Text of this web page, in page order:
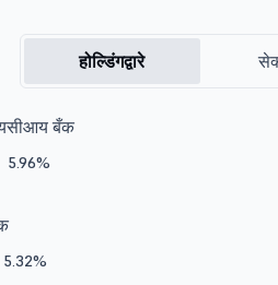
होल्डिंगद्वारे
बँक
5.96%
5.32%